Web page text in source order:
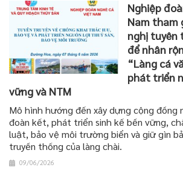
Nghiệp
Nam tham
nghị tuyên
để nhân
“Làng cá
phát triển
vững và NTM
Mô hình hướng đến xây dựng cộng đồng
đoàn kết, phát triển sinh kế bền vững,
luật, bảo vệ môi trường biển và giữ gìn
truyền thống của làng chài.
09/06/2026